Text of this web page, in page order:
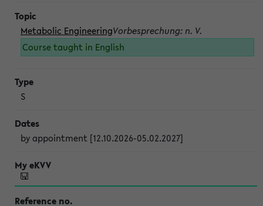
Metabolic EngineeringVorbesprechung: n. V.
Course taught in English
S
by appointment [12.10.2026-05.02.2027]